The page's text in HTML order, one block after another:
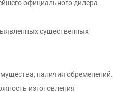
официального дилера
существенных
наличия обременений.
изготовления